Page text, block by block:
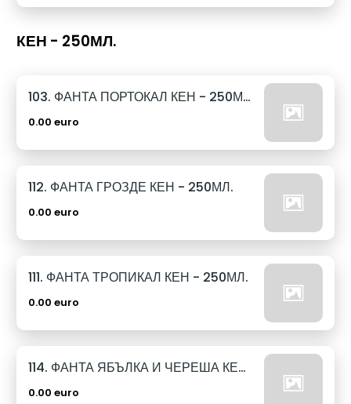
КЕН - 250МЛ.
103. ФАНТА ПОРТОКАЛ КЕН - 250МЛ.
0.00 euro
112. ФАНТА ГРОЗДЕ КЕН - 250МЛ.
0.00 euro
111. ФАНТА ТРОПИКАЛ КЕН - 250МЛ.
0.00 euro
114. ФАНТА ЯБЪЛКА И ЧЕРЕША КЕН - 250МЛ.
0.00 euro